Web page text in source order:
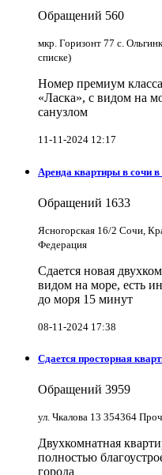
Обращений 560
мкр. Горизонт 77 с.
списке)
Номер премиум
«Ласка», с видом на
санузлом
11-11-2024 12:17
Аренда квартиры в сочи
Обращений 1633
Ясногорская 16/2 Сочи,
Федерация
Сдается новая
видом на море, есть
до моря 15 минут
08-11-2024 17:38
Сдается просторная
Обращений 3959
ул. Чкалова 13 354364
Двухкомнатная
полностью
города